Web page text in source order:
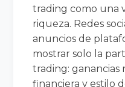
trading como una
riqueza. Redes
anuncios de
mostrar solo la
trading: ganancias
financiera y estilo